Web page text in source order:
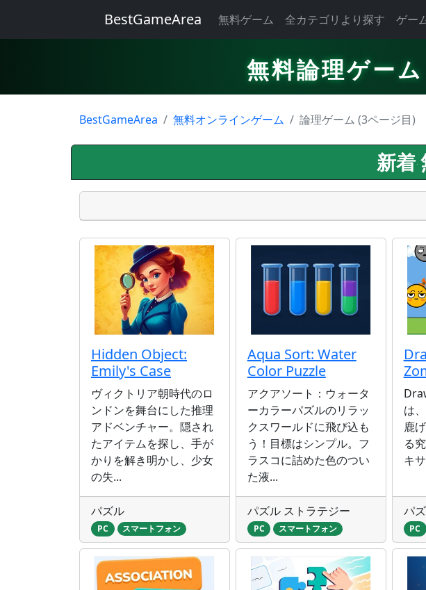
BestGameArea 無料ゲーム 全カテゴリより探す ゲー
無料論理ゲー
BestGameArea 無料オンラインゲーム 論理ゲーム (3ページ目)
新着
Hidden Object:
Emily's Case
ヴィクトリア朝時代のロ
ンドンを舞台にした推理
アドベンチャー。隠され
たアイテムを探し、手が
かりを解き明かし、少女
の失...
パズル
PC スマートフォン
Aqua Sort: Water
Color Puzzle
アクアソート：ウォータ
ーカラーパズルのリラッ
クスワールドに飛び込も
う！目標はシンプル。フ
ラスコに詰めた色のつい
た液...
パズル ストラテジー
PC スマートフォン
は
鹿
る
キ
パ
PC